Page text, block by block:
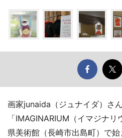
画家junaida（ジュナイダ）さ
「IMAGINARIUM（イマジナ
県美術館（長崎市出島町）で始